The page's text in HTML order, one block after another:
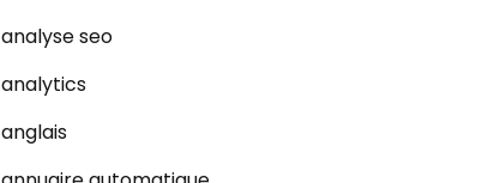
analyse seo
analytics
anglais